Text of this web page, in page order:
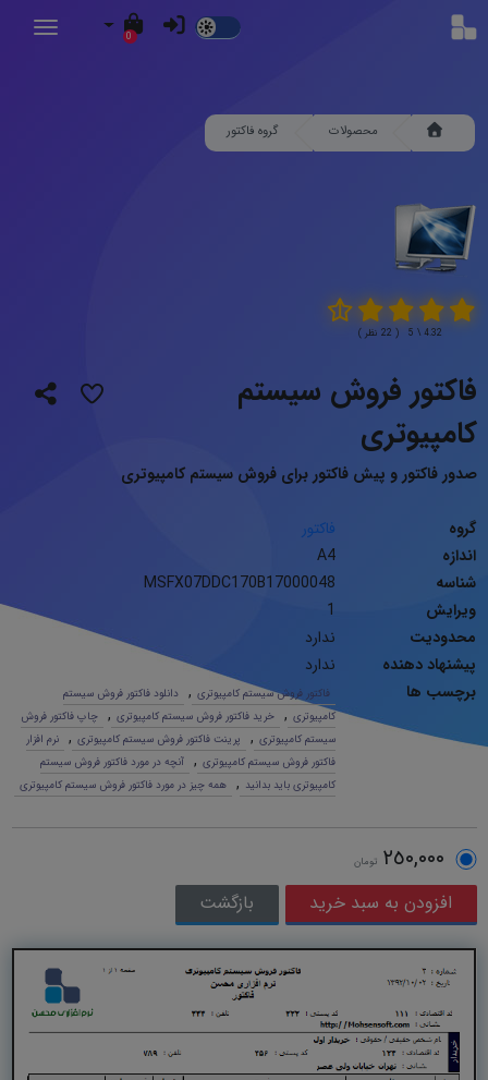
Dark
0
محصولات گروه فاکتور
4.32 \ 5 ( 22 نظر )
فاکتور فروش سیستم
کامپیوتری
صدور فاکتور و پیش فاکتور برای فروش سیستم کامپیوتری
گروه
فاکتور
اندازه
A4
شناسه
MSFX07DDC170B17000048
ویرایش
1
محدودیت
ندارد
پیشنهاد دهنده
ندارد
برچسب ها
فاکتور فروش سیستم کامپیوتری ,
دانلود فاکتور فروش سیستم
کامپیوتری , خرید فاکتور فروش سیستم کامپیوتری ,
چاپ فاکتور فروش
سیستم کامپیوتری , پرینت فاکتور فروش سیستم کامپیوتری ,
نرم افزار
فاکتور فروش سیستم کامپیوتری ,
آنچه در مورد فاکتور فروش سیستم
کامپیوتری باید بدانید , همه چیز در مورد فاکتور فروش سیستم کامپیوتری
٢٥٠,٠٠٠ تومان
بازگشت